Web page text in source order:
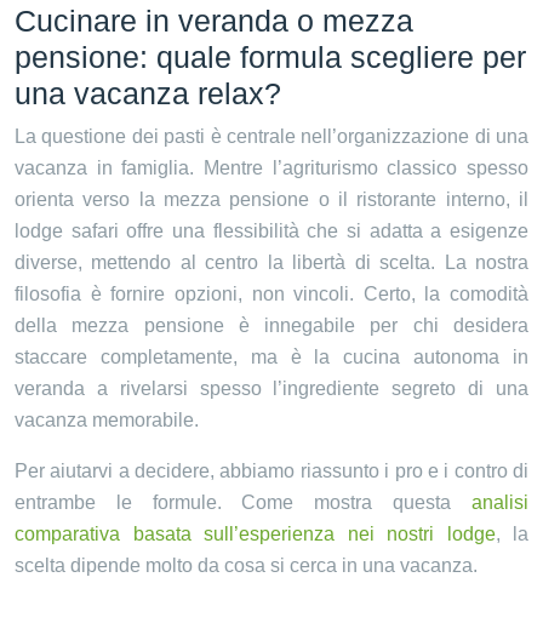
Cucinare in veranda o mezza
pensione: quale formula scegliere per
una vacanza relax?
La questione dei pasti è centrale nell’organizzazione di una
vacanza in famiglia. Mentre l’agriturismo classico spesso
orienta verso la mezza pensione o il ristorante interno, il
lodge safari offre una flessibilità che si adatta a esigenze
diverse, mettendo al centro la libertà di scelta. La nostra
filosofia è fornire opzioni, non vincoli. Certo, la comodità
della mezza pensione è innegabile per chi desidera
staccare completamente, ma è la cucina autonoma in
veranda a rivelarsi spesso l’ingrediente segreto di una
vacanza memorabile.
Per aiutarvi a decidere, abbiamo riassunto i pro e i contro di
entrambe le formule. Come mostra questa analisi
comparativa basata sull’esperienza nei nostri lodge, la
scelta dipende molto da cosa si cerca in una vacanza.